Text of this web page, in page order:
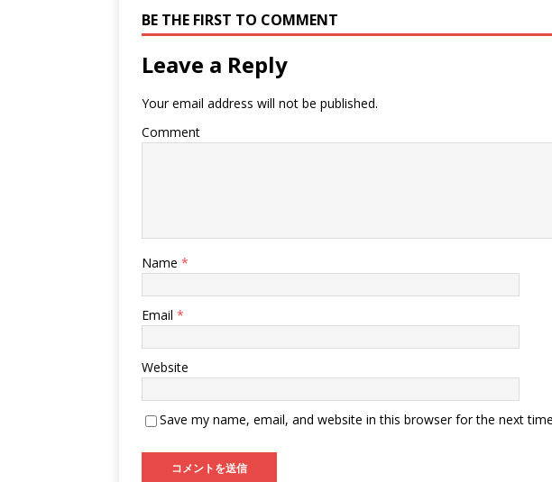
BE THE FIRST TO COMMENT
Leave a Reply
Your email address will not be published.
Comment
Name *
Email *
Website
Save my name, email, and website in this browser for the next